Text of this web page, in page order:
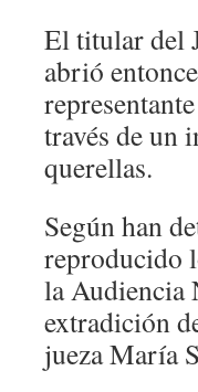
El titular del
abrió
través de un
querellas.
Según han
reproducido
la Audiencia
extradición
jueza María